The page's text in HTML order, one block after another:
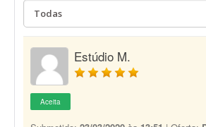
Estúdio M.
Aceita